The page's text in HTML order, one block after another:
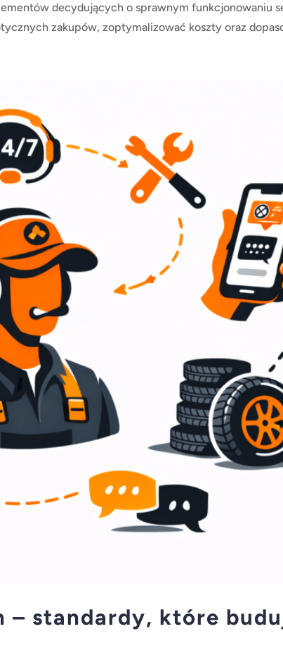
decydujących o sprawnym funkcjonowaniu
zakupów, zoptymalizować koszty oraz
– standardy, które